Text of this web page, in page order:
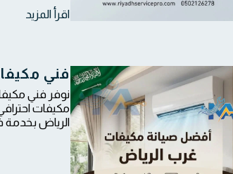
اقرأ المزيد
فني
نوفر فني
مكيفات
الرياض بخدمة